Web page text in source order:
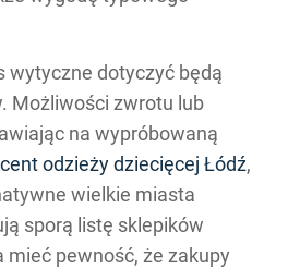
wytyczne dotyczyć będą
Możliwości zwrotu lub
na wypróbowaną
odzieży dziecięcej Łódź,
wielkie miasta
sporą listę sklepików
mieć pewność, że zakupy